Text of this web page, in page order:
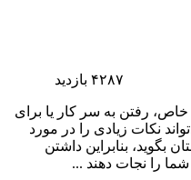
۴۲۸۷ بازدید
رفتن به سر کار یا برای
نکات زیادی را در مورد
بگوید، بنابراین داشتن
را نجات دهند ...